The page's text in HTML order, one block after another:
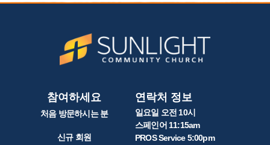
참여하세요
처음 방문하시는 분
신규 회원
연락처 정보
일요일 오전 10시
스페인어 11:15am
PROS Service 5:00pm